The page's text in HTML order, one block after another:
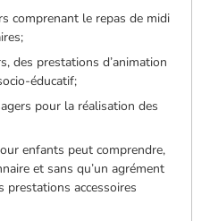
comprenant le repas de midi
des prestations d’animation
éducatif;
pour la réalisation des
enfants peut comprendre,
et sans qu’un agrément
prestations accessoires